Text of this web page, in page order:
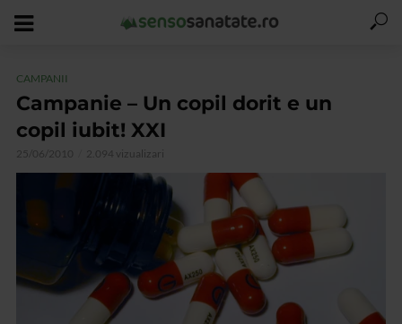
CAMPANII
Campanie – Un copil dorit e un
copil iubit! XXI
25/06/2010 2.094 vizualizari